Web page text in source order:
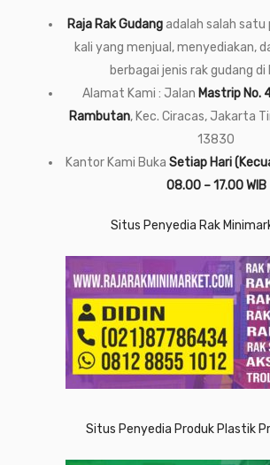
Raja Rak Gudangadalah salah
kali yang menjual, menyediakan,
berbagai jenis rak gudang di
Alamat Kami : Jalan Mastrip No.
Rambutan, Kec. Ciracas, Jakarta
13830
Kantor Kami Buka Setiap Hari
08.00 – 17.00 WIB
Situs Penyedia Rak
Situs Penyedia Produk Plastik